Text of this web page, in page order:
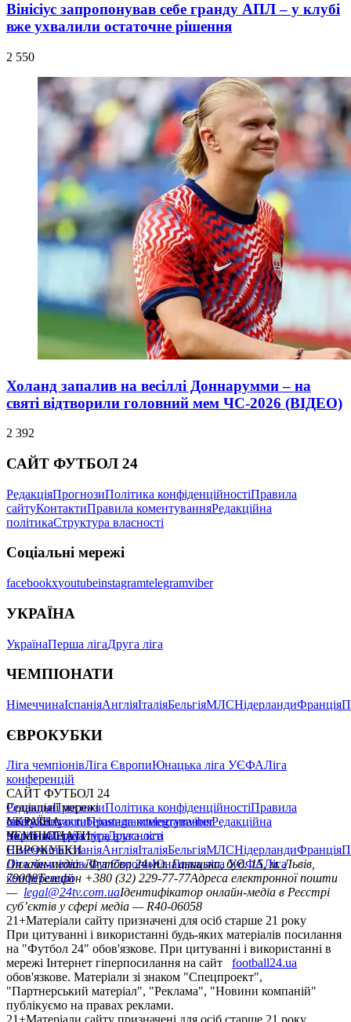
Вінісіус запропонував себе гранду АПЛ – у клубі
вже ухвалили остаточне рішення
2 550
Холанд запалив на весіллі Доннарумми – на
святі відтворили головний мем ЧС-2026 (ВІДЕО)
2 392
САЙТ ФУТБОЛ 24
РедакціяПрогнозиПолітика конфіденційностіПравила
сайтуКонтактиПравила коментуванняРедакційна
політикаСтруктура власності
Соціальні мережі
facebookxyoutubeinstagramtelegramviber
УКРАЇНА
УкраїнаПерша лігаДруга ліга
ЧЕМПІОНАТИ
НімеччинаІспаніяАнгліяІталіяБельгіяМЛСНідерландиФранція
ЄВРОКУБКИ
Ліга чемпіонівЛіга ЄвропиЮнацька ліга УЄФАЛіга
конференцій
САЙТ ФУТБОЛ 24
РедакціяПрогнозиПолітика конфіденційностіПравила
сайтуКонтактиПравила коментуванняРедакційна
політикаСтруктура власності
Соціальні мережі
facebookxyoutubeinstagramtelegramviber
УКРАЇНА
УкраїнаПерша лігаДруга ліга
ЧЕМПІОНАТИ
НімеччинаІспаніяАнгліяІталіяБельгіяМЛСНідерландиФранція
ЄВРОКУБКИ
Ліга чемпіонівЛіга ЄвропиЮнацька ліга УЄФАЛіга
конференцій
Онлайн-медіа «Футбол 24»пл. Галицька, буд. 15, м. Львів,
79008Телефон +380 (32) 229-77-77Адреса електронної пошти
— legal@24tv.com.uaІдентифікатор онлайн-медіа в Реєстрі
суб’єктів у сфері медіа — R40-06058
21+Матеріали сайту призначені для осіб старше 21 року
При цитуванні і використанні будь-яких матеріалів посилання
на "Футбол 24" обов'язкове. При цитуванні і використанні в
мережі Інтернет гіперпосилання на сайт
football24.ua
обов'язкове. Матеріали зі знаком "Спецпроект",
"Партнерський матеріал", "Реклама", "Новини компаній"
публікуємо на правах реклами.